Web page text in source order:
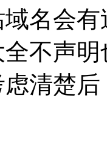
名会
不声
清楚